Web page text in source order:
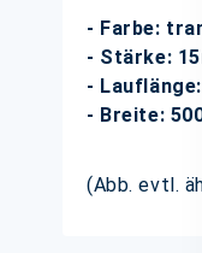
- Farbe:
- Stärke:
-
- Breite:
(Abb. evtl.